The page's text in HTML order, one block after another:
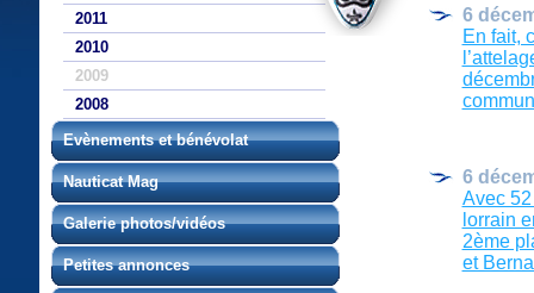
2011
2010
2009
2008
Evènements et bénévolat
Nauticat Mag
Galerie photos/vidéos
Petites annonces
6
En fait,
6
Avec
lorrain
2ème
et